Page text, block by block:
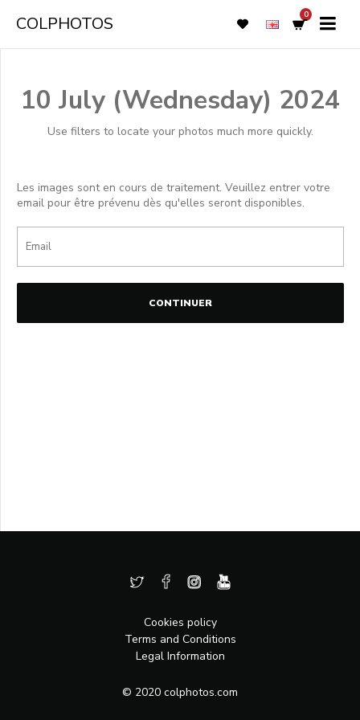
COLPHOTOS 0
10 July (Wednesday) 2024
Use filters to locate your photos much more quickly.
Les images sont en cours de traitement. Veuillez entrer votre
email pour être prévenu dès qu'elles seront disponibles.
CONTINUER
Cookies policy
Terms and Conditions
Legal Information
© 2020 colphotos.com